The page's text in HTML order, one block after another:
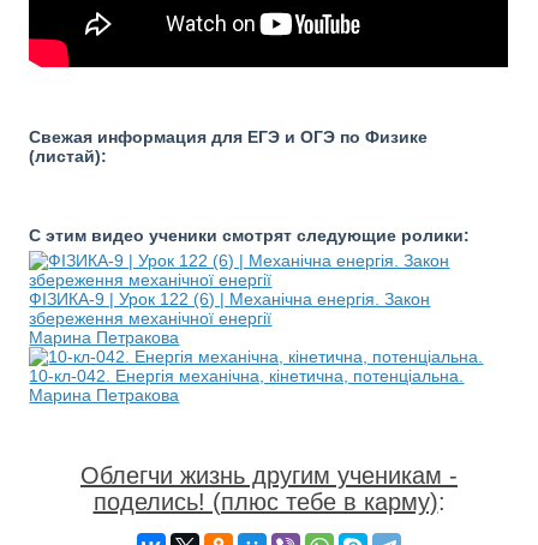
Свежая информация для ЕГЭ и ОГЭ по Физике
(листай):
С этим видео ученики смотрят следующие ролики:
ФІЗИКА-9 | Урок 122 (6) | Механічна енергія. Закон
збереження механічної енергії
Марина Петракова
10-кл-042. Енергія механічна, кінетична, потенціальна.
Марина Петракова
Облегчи жизнь другим ученикам -
поделись! (плюс тебе в карму):